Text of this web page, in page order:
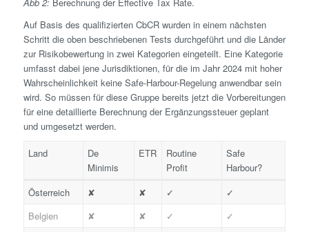
Auf Basis des qualifizierten CbCR wurden in einem nächsten
Schritt die oben beschriebenen Tests durchgeführt und die Länder
zur Risiko­bewertung in zwei Kategorien eingeteilt. Eine Kategorie
umfasst dabei jene Jurisdiktionen, für die im Jahr 2024 mit hoher
Wahrscheinlichkeit keine Safe-Harbour-Regelung anwendbar sein
wird. So müssen für diese Gruppe bereits jetzt die Vorbereitungen
für eine detaillierte Berechnung der Ergänzungs­steuer geplant
und umgesetzt werden.
Land
De
Minimis
ETR
Routine
Profit
Safe
Harbour?
Österreich
✘ ✘ ✓
✓
Belgien
✘ ✘ ✓
✓